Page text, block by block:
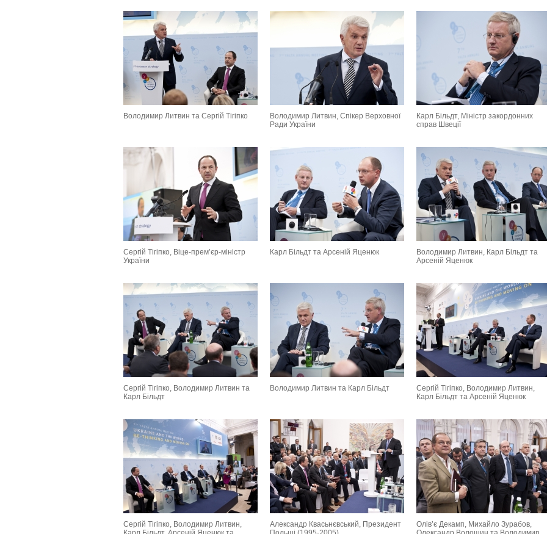
Володимир Литвин та Сергій Тігіпко
Володимир Литвин, Спікер Верховної
Ради України
Карл Більдт, Міністр закордонних
справ Швеції
Сергій Тігіпко, Віце-прем’єр-міністр
України
Карл Більдт та Арсеній Яценюк
Володимир Литвин, Карл Більдт та
Арсеній Яценюк
Сергій Тігіпко, Володимир Литвин та
Карл Більдт
Володимир Литвин та Карл Більдт
Сергій Тігіпко, Володимир Литвин,
Карл Більдт та Арсеній Яценюк
Сергій Тігіпко, Володимир Литвин,
Александр Квасьнєвський, Президент
Олів’є Декамп, Михайло Зурабов,